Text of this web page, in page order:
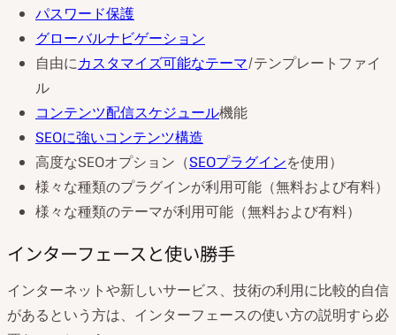
パスワード保護
グローバルナビゲーション
自由にカスタマイズ可能なテーマ/テンプレートファイ
ル
コンテンツ配信スケジュール機能
SEOに強いコンテンツ構造
高度なSEOオプション（SEOプラグインを使用）
様々な種類のプラグインが利用可能（無料および有料）
様々な種類のテーマが利用可能（無料および有料）
インターフェースと使い勝手
インターネットや新しいサービス、技術の利用に比較的自信
があるという方は、インターフェースの使い方の説明すら必